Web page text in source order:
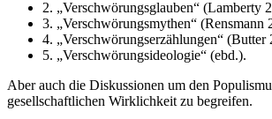
2. „Verschwörungsglauben“ (Lamberty
3. „Verschwörungsmythen“ (Rensmann
4. „Verschwörungserzählungen“ (Butter
5. „Verschwörungsideologie“ (ebd.).
Aber auch die Diskussionen um den
gesellschaftlichen Wirklichkeit zu begreifen.